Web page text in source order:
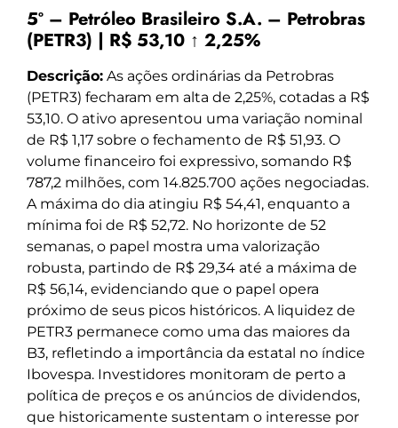
5º – Petróleo Brasileiro S.A. – Petrobras
(PETR3) | R$ 53,10 ↑ 2,25%
Descrição: As ações ordinárias da Petrobras
(PETR3) fecharam em alta de 2,25%, cotadas a R$
53,10. O ativo apresentou uma variação nominal
de R$ 1,17 sobre o fechamento de R$ 51,93. O
volume financeiro foi expressivo, somando R$
787,2 milhões, com 14.825.700 ações negociadas.
A máxima do dia atingiu R$ 54,41, enquanto a
mínima foi de R$ 52,72. No horizonte de 52
semanas, o papel mostra uma valorização
robusta, partindo de R$ 29,34 até a máxima de
R$ 56,14, evidenciando que o papel opera
próximo de seus picos históricos. A liquidez de
PETR3 permanece como uma das maiores da
B3, refletindo a importância da estatal no índice
Ibovespa. Investidores monitoram de perto a
política de preços e os anúncios de dividendos,
que historicamente sustentam o interesse por